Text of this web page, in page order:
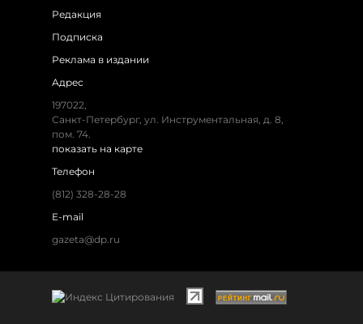
Редакция
Подписка
Реклама в издании
Адрес
197022,
Санкт-Петербург, ул. Инструментальная, д. 8,
пом. 74.
показать на карте
Телефон
(812) 328-28-28
E-mail
gazeta@dp.ru